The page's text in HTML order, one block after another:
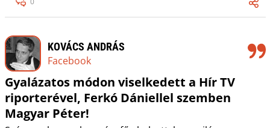
KOVÁCS ANDRÁS
Facebook
Gyalázatos módon viselkedett a Hír TV
riporterével, Ferkó Dániellel szemben
Magyar Péter!